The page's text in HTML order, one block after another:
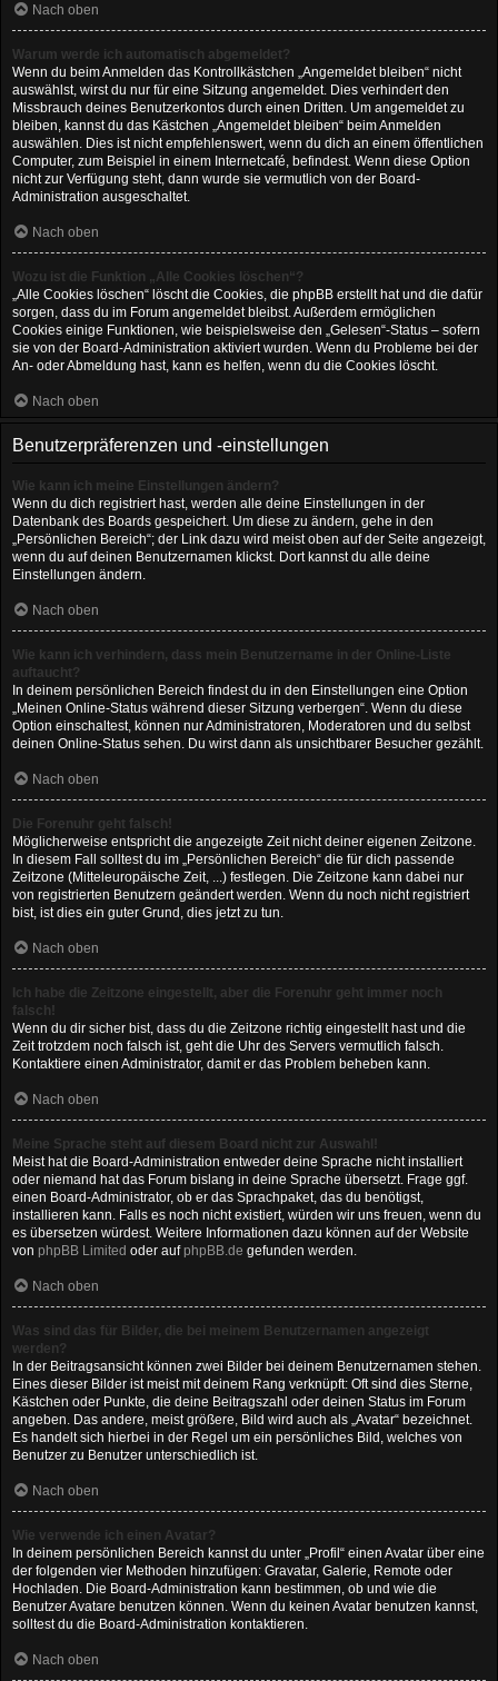
Nach oben
Warum werde ich automatisch abgemeldet?
Wenn du beim Anmelden das Kontrollkästchen „Angemeldet bleiben“ nicht
auswählst, wirst du nur für eine Sitzung angemeldet. Dies verhindert den
Missbrauch deines Benutzerkontos durch einen Dritten. Um angemeldet zu
bleiben, kannst du das Kästchen „Angemeldet bleiben“ beim Anmelden
auswählen. Dies ist nicht empfehlenswert, wenn du dich an einem öffentlichen
Computer, zum Beispiel in einem Internetcafé, befindest. Wenn diese Option
nicht zur Verfügung steht, dann wurde sie vermutlich von der Board-
Administration ausgeschaltet.
Nach oben
Wozu ist die Funktion „Alle Cookies löschen“?
„Alle Cookies löschen“ löscht die Cookies, die phpBB erstellt hat und die dafür
sorgen, dass du im Forum angemeldet bleibst. Außerdem ermöglichen
Cookies einige Funktionen, wie beispielsweise den „Gelesen“-Status – sofern
sie von der Board-Administration aktiviert wurden. Wenn du Probleme bei der
An- oder Abmeldung hast, kann es helfen, wenn du die Cookies löscht.
Nach oben
Benutzerpräferenzen und -einstellungen
Wie kann ich meine Einstellungen ändern?
Wenn du dich registriert hast, werden alle deine Einstellungen in der
Datenbank des Boards gespeichert. Um diese zu ändern, gehe in den
„Persönlichen Bereich“; der Link dazu wird meist oben auf der Seite angezeigt,
wenn du auf deinen Benutzernamen klickst. Dort kannst du alle deine
Einstellungen ändern.
Nach oben
Wie kann ich verhindern, dass mein Benutzername in der Online-Liste
auftaucht?
In deinem persönlichen Bereich findest du in den Einstellungen eine Option
„Meinen Online-Status während dieser Sitzung verbergen“. Wenn du diese
Option einschaltest, können nur Administratoren, Moderatoren und du selbst
deinen Online-Status sehen. Du wirst dann als unsichtbarer Besucher gezählt.
Nach oben
Die Forenuhr geht falsch!
Möglicherweise entspricht die angezeigte Zeit nicht deiner eigenen Zeitzone.
In diesem Fall solltest du im „Persönlichen Bereich“ die für dich passende
Zeitzone (Mitteleuropäische Zeit, ...) festlegen. Die Zeitzone kann dabei nur
von registrierten Benutzern geändert werden. Wenn du noch nicht registriert
bist, ist dies ein guter Grund, dies jetzt zu tun.
Nach oben
Ich habe die Zeitzone eingestellt, aber die Forenuhr geht immer noch
falsch!
Wenn du dir sicher bist, dass du die Zeitzone richtig eingestellt hast und die
Zeit trotzdem noch falsch ist, geht die Uhr des Servers vermutlich falsch.
Kontaktiere einen Administrator, damit er das Problem beheben kann.
Nach oben
Meine Sprache steht auf diesem Board nicht zur Auswahl!
Meist hat die Board-Administration entweder deine Sprache nicht installiert
oder niemand hat das Forum bislang in deine Sprache übersetzt. Frage ggf.
einen Board-Administrator, ob er das Sprachpaket, das du benötigst,
installieren kann. Falls es noch nicht existiert, würden wir uns freuen, wenn du
es übersetzen würdest. Weitere Informationen dazu können auf der Website
von phpBB Limited oder aufphpBB.de gefunden werden.
Nach oben
Was sind das für Bilder, die bei meinem Benutzernamen angezeigt
werden?
In der Beitragsansicht können zwei Bilder bei deinem Benutzernamen stehen.
Eines dieser Bilder ist meist mit deinem Rang verknüpft: Oft sind dies Sterne,
Kästchen oder Punkte, die deine Beitragszahl oder deinen Status im Forum
angeben. Das andere, meist größere, Bild wird auch als „Avatar“ bezeichnet.
Es handelt sich hierbei in der Regel um ein persönliches Bild, welches von
Benutzer zu Benutzer unterschiedlich ist.
Nach oben
Wie verwende ich einen Avatar?
In deinem persönlichen Bereich kannst du unter „Profil“ einen Avatar über eine
der folgenden vier Methoden hinzufügen: Gravatar, Galerie, Remote oder
Hochladen. Die Board-Administration kann bestimmen, ob und wie die
Benutzer Avatare benutzen können. Wenn du keinen Avatar benutzen kannst,
solltest du die Board-Administration kontaktieren.
Nach oben